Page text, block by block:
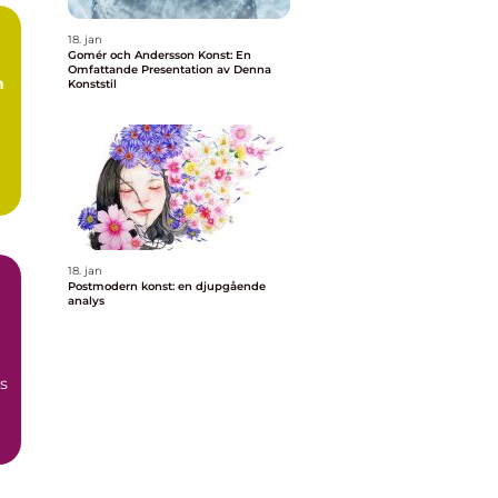
18. jan
Gomér och Andersson Konst: En
Omfattande Presentation av Denna
Konststil
18. jan
Postmodern konst: en djupgående
analys